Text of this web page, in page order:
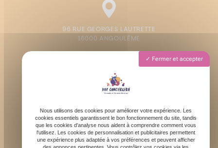
96 RUE GEORGES LAUTRETTE
16000 ANGOULÊME
Lundi - Vendredi : 9h - 19h
Fermer et accepter
Nous utilisons des cookies pour améliorer votre expérience. Les
cookies essentiels garantissent le bon fonctionnement du site, tandis
que les cookies d'analyse nous aident à comprendre comment vous
l'utilisez. Les cookies de personnalisation et publicitaires permettent
une expérience plus adaptée à vos préférences et peuvent afficher